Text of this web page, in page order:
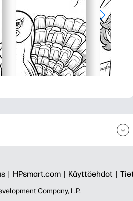
| HPsmart.com | Käyttöehdot |
Company, L.P.